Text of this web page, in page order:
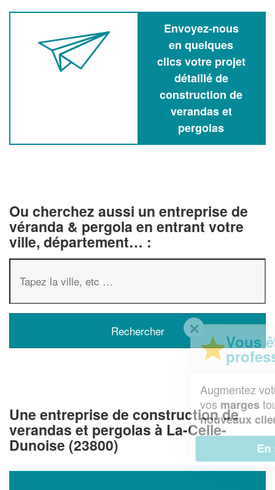
Envoyez-nous
en quelques
clics votre projet
détaillé de
construction de
verandas et
pergolas
Ou cherchez aussi un entreprise de
véranda & pergola en entrant votre
ville, département… :
Une entreprise de construction de
verandas et pergolas à La-Celle-
Dunoise (23800)
Vous êtes un
professionnel ?
chiffre d'affaireset
tout en gagnant de
nouveaux clients!